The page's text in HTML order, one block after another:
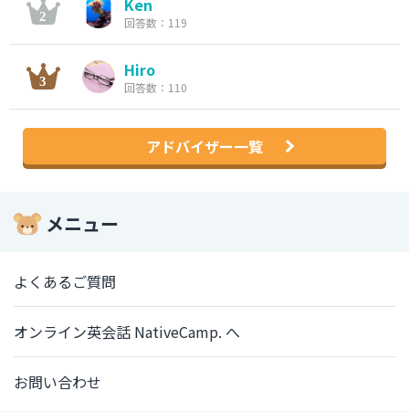
Ken
回答数：119
Hiro
回答数：110
アドバイザー一覧
メニュー
よくあるご質問
オンライン英会話 NativeCamp. へ
お問い合わせ